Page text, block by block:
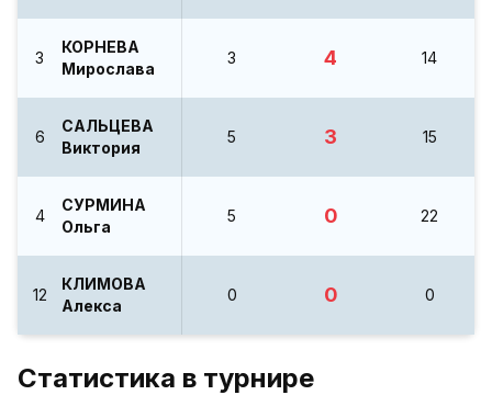
3
КОРНЕВА
Мирослава
3 4 14
6
САЛЬЦЕВА
Виктория
5 3 15
4
СУРМИНА
Ольга
5 0 22
12
КЛИМОВА
Алекса
0 0 0
Статистика в турнире